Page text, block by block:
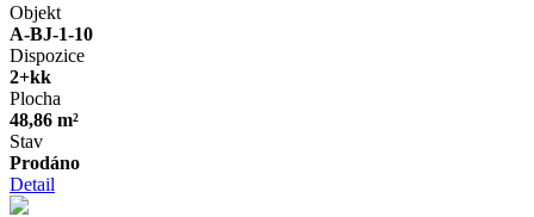
Objekt
A-BJ-1-10
Dispozice
2+kk
Plocha
48,86 m²
Stav
Prodáno
Detail